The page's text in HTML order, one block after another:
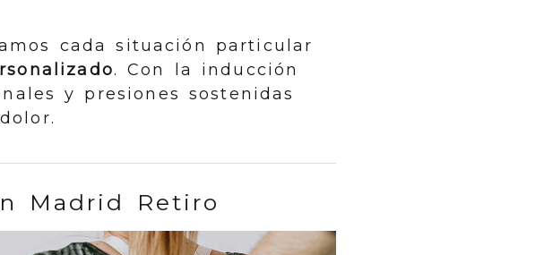
cada situación particular
. Con la inducción
y presiones sostenidas
Madrid Retiro